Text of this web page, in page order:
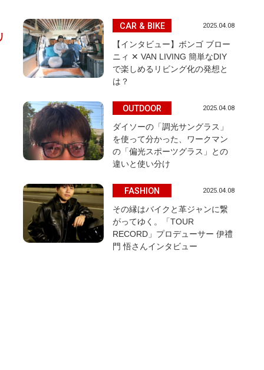
CAR & BIKE 2025.04.08
【インタビュー】ボンゴ ブロー
ニィ ✕ VAN LIVING 簡単なDIY
で楽しめるリビング化の発想と
は？
OUTDOOR 2025.04.08
ダイソーの「調光サングラス」
を使って分かった、ワークマン
の「偏光スポーツグラス」との
違いと使い分け
FASHION 2025.04.08
その縁はバイクと革ジャンに繋
がってゆく。「TOUR
RECORD」プロデューサー 伊禮
門 悟さんインタビュー